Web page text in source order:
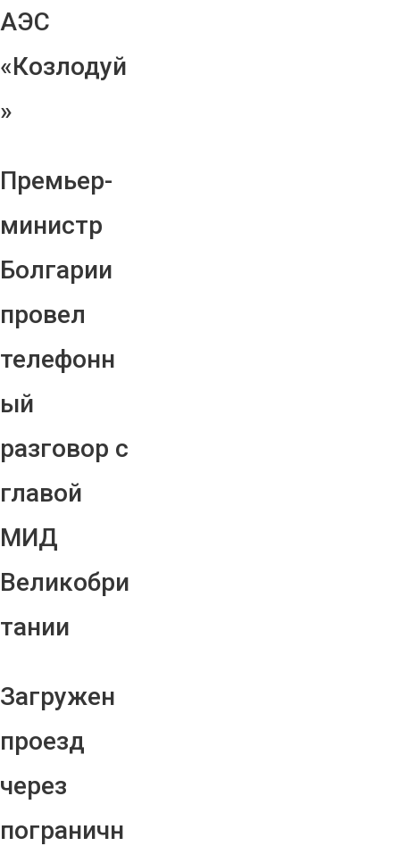
АЭС
«Козлодуй
»
Премьер-
министр
Болгарии
провел
телефонн
ый
разговор с
главой
МИД
Великобри
тании
Загружен
проезд
через
пограничн